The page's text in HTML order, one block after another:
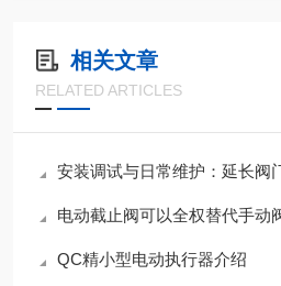
相关文章
RELATED ARTICLES
安装调试与日常维护：延长阀门电
电动截止阀可以全权替代手动
QC精小型电动执行器介绍